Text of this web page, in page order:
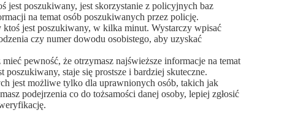
jest poszukiwany, jest skorzystanie z policyjnych baz
na temat osób poszukiwanych przez policję.
jest poszukiwany, w kilka minut. Wystarczy wpisać
czy numer dowodu osobistego, aby uzyskać
pewność, że otrzymasz najświeższe informacje na temat
staje się prostsze i bardziej skuteczne.
jest możliwe tylko dla uprawnionych osób, takich jak
podejrzenia co do tożsamości danej osoby, lepiej zgłosić